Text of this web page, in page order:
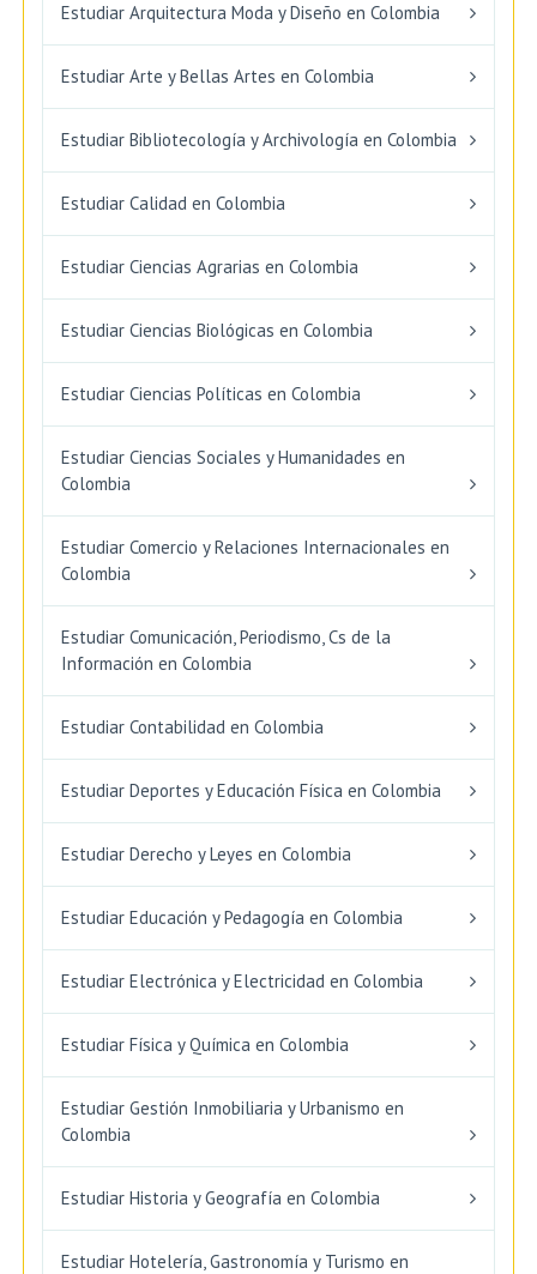
Estudiar Arquitectura Moda y Diseño en Colombia
Estudiar Arte y Bellas Artes en Colombia
Estudiar Bibliotecología y Archivología en Colombia
Estudiar Calidad en Colombia
Estudiar Ciencias Agrarias en Colombia
Estudiar Ciencias Biológicas en Colombia
Estudiar Ciencias Políticas en Colombia
Estudiar Ciencias Sociales y Humanidades en
Colombia
Estudiar Comercio y Relaciones Internacionales en
Colombia
Estudiar Comunicación, Periodismo, Cs de la
Información en Colombia
Estudiar Contabilidad en Colombia
Estudiar Deportes y Educación Física en Colombia
Estudiar Derecho y Leyes en Colombia
Estudiar Educación y Pedagogía en Colombia
Estudiar Electrónica y Electricidad en Colombia
Estudiar Física y Química en Colombia
Estudiar Gestión Inmobiliaria y Urbanismo en
Colombia
Estudiar Historia y Geografía en Colombia
Estudiar Hotelería, Gastronomía y Turismo en